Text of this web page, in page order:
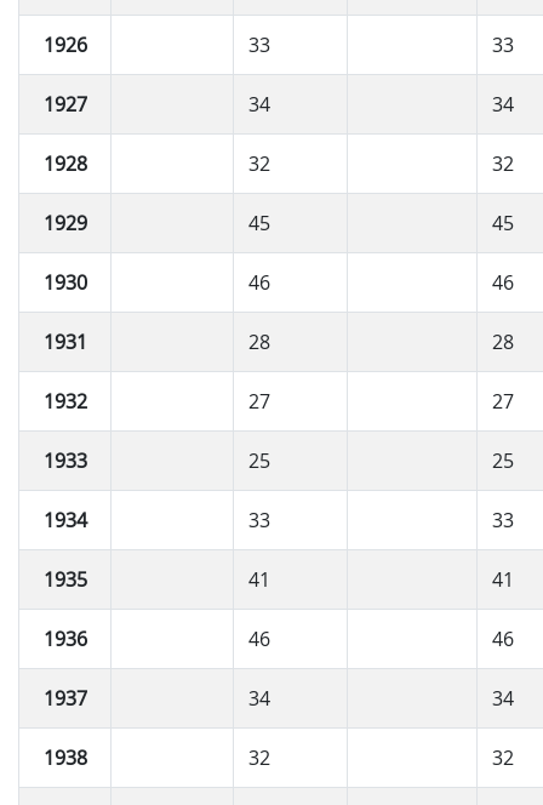
1926 33 33
1927 34 34
1928 32 32
1929 45 45
1930 46 46
1931 28 28
1932 27 27
1933 25 25
1934 33 33
1935 41 41
1936 46 46
1937 34 34
1938 32 32